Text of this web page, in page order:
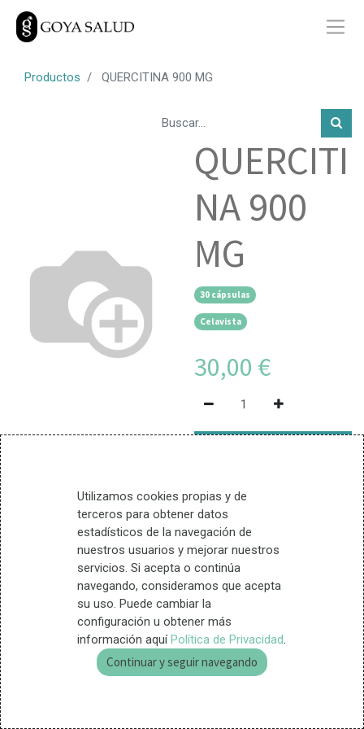
Utilizamos cookies propias y de
terceros para obtener datos
estadísticos de la navegación de
nuestros usuarios y mejorar nuestros
servicios. Si acepta o continúa
navegando, consideramos que acepta
su uso. Puede cambiar la
configuración u obtener más
información aquíPolítica de Privacidad.
Continuar y seguir navegando
Productos QUERCITINA 900 MG
QUERCITI
NA 900
MG
30 cápsulas
Celavista
30,00 €
9 Unidades disponible
Términos y condiciones
Entrega en 24 horas
Garantía de devolución (15
días)